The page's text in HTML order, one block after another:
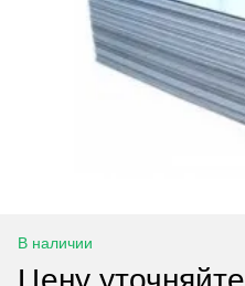
В наличии